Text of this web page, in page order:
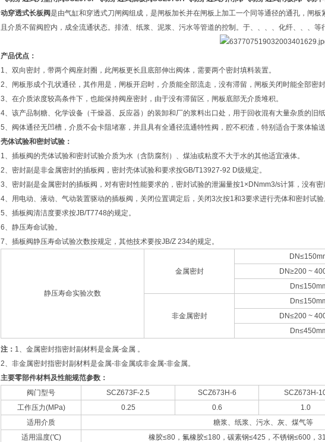
动穿透式长板阀是由气缸和穿透式刀闸阀组成，是闸板加长并在闸板上加工一个同等通径的通孔，闸
且介质不留阀腔内，成全流通状态。排渣、纸浆、泥浆、污水等管道的控制。于、、、、化纤、、、等
产品优点：
1、双向密封，带两个阀座封圈，此闸板更长且底部伸出阀体，需要两个密封填料装置。
2、闸板形成个孔状通径，其作用是，闸板开启时，介质能全部流走，没有滞留，闸板关闭时能全部密封
3、在介质浓度较高条件下，也能保持阀座密封，由于没有滞留区，闸板底部无介质堆积。
4、该产品制糖、化学设备（干燥器、反应器）的装卸和厂的浆料出口处，用于回收混有大量杂质的旧纸
5、阀体通径无凹槽，介质不会卡阻堵塞，并且具有全通径流通特性阀，腔不积渣，特别适合于浆体输送
壳体试验和密封试验：
1、插板阀的壳体试验和密封试验介质为水（含防腐剂）、煤油或粘度不大于水的其他适宜液体。
2、密封副是非金属密封的插板阀，密封壳体试验和要求按GB/T13927-92 D级规定。
3、密封副是金属密封的插板阀，对有密封性能要求的，密封试验的泄漏量按1×DNmm3/s计算，没有密
4、用电动、液动、气动装置驱动的插板阀，关闭位置调定后，关闭3次按1和3要求进行壳体和密封试验
5、插板阀清洁度要求按JB/T7748的规定。
6、静压寿命试验。
7、插板阀静压寿命试验次数按规定，其他技术要按JB/Z 234的规定。
静压寿命实验次数
金属密封
DN≥200 ~
非金属密封
DN≤200 ~
注： 1、金属密封指密封副材料是金属-金属 。
2、非金属密封指密封副材料是金属-非金属或非金属-非金属。
主要零部件材料及性能规范参数：
阀门型号
SCZ673F-2.5 SCZ673H-6 SCZ673H-
工作压力(MPa)
0.25 0.6 1.0
适用介质
糖浆、纸浆、污水、灰、煤气等
适用温度(℃)
橡胶≤80，氟橡胶≤180，碳素钢≤425，不锈钢≤600，